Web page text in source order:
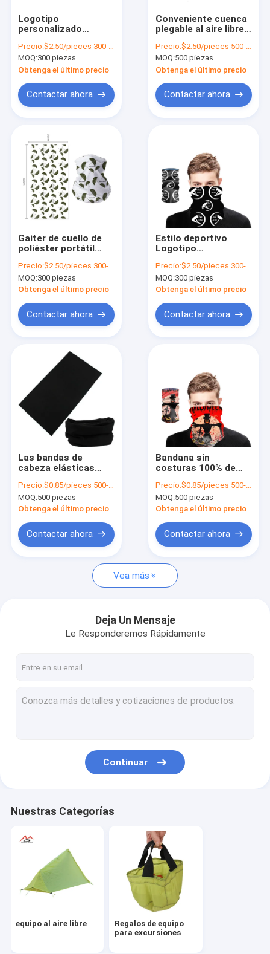
Productos
Sobre nosotros
Recorrido por la fábrica
Contacta con nosotros
Noticias
Solicitar una cita
equipo al aire libre
Regalos de equipo para excursiones
Logotipo
personalizado
lavado de
campamento
plegable portátil
hecha de tela de
Oxford 300D
Precio:$2.50/pieces 300-499 pieces
MOQ:300 piezas
Obtenga el último precio
Contactar ahora
Conveniente cuenca
plegable al aire libre
senderismo viajar
acampar OEM / ODM
ofrecido
Precio:$2.50/pieces 500-999 pieces
MOQ:500 piezas
Obtenga el último precio
Contactar ahora
Gaiter de cuello de
poliéster portátil
libre 48 * 25cm /
tamaño
personalizado
Precio:$2.50/pieces 300-999 pieces
MOQ:300 piezas
Obtenga el último precio
Contactar ahora
Estilo deportivo
Logotipo
poliéster Cuello
Facial Gaiter para
actividades al aire
Precio:$2.50/pieces 300-999 pieces
MOQ:300 piezas
Obtenga el último precio
Contactar ahora
Las bandas de
cabeza elásticas
por sublimación y
diseño sin costuras
multifuncional
Precio:$0.85/pieces 500-999 pieces
MOQ:500 piezas
Obtenga el último precio
Contactar ahora
Bandana sin
costuras 100% de
sublimación para
sombreros
multifuncionales
Precio:$0.85/pieces 500-999 pieces
MOQ:500 piezas
Obtenga el último precio
Contactar ahora
Vea más
Deja Un Mensaje
Le Responderemos Rápidamente
Continuar
Nuestras Categorías
equipo al aire libre
Regalos de equipo
para excursiones